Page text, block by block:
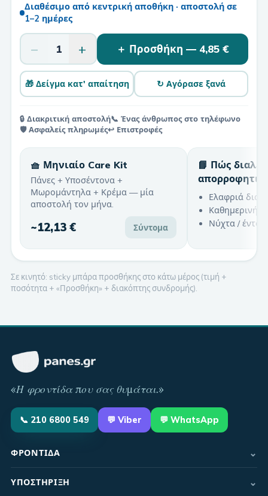
Διαθέσιμο από κεντρική αποθήκη · αποστολή σε
1–2 ημέρες
− 1 + ＋ Προσθήκη — 4,85 €
🎁 Δείγμα κατ' απαίτηση ↻ Αγόρασε ξανά
🔒 Διακριτική αποστολή📞 Ένας άνθρωπος στο τηλέφωνο
🛡️ Ασφαλείς πληρωμές↩️ Επιστροφές
🧺 Μηνιαίο Care Kit
Πάνες + Υποσέντονα +
Μωρομάντηλα + Κρέμα — μία
αποστολή τον μήνα.
~12,13 € Σύντομα
📘 Πώς
Ελαφριά
Καθημερινή
Νύχτα /
Σε κινητό: sticky μπάρα προσθήκης στο κάτω μέρος (τιμή +
ποσότητα + «Προσθήκη» + διακόπτης συνδρομής).
«Η φροντίδα που σας θυμάται.»
📞 210 6800 549 💬 Viber 💬 WhatsApp
ΦΡΟΝΤΊΔΑ ⌄
ΥΠΟΣΤΉΡΙΞΗ ⌄